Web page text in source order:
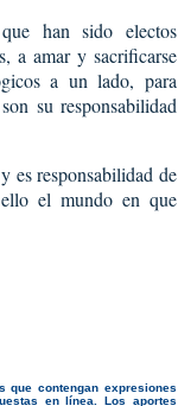
han sido electos
a amar y sacrificarse
a un lado, para
su responsabilidad
es responsabilidad de
el mundo en que
que contengan expresiones
en línea. Los aportes